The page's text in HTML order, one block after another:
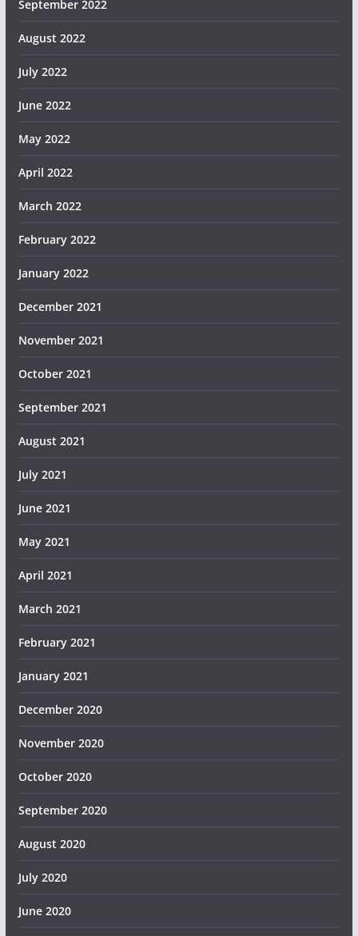
September 2022
August 2022
July 2022
June 2022
May 2022
April 2022
March 2022
February 2022
January 2022
December 2021
November 2021
October 2021
September 2021
August 2021
July 2021
June 2021
May 2021
April 2021
March 2021
February 2021
January 2021
December 2020
November 2020
October 2020
September 2020
August 2020
July 2020
June 2020